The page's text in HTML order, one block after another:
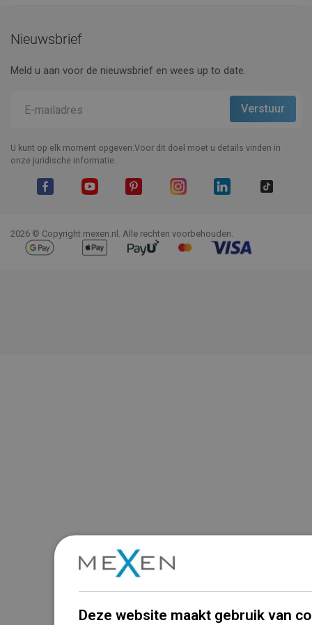
Nieuwsbrief
Meld u aan voor de nieuwsbrief en wees up to date.
U kunt op elk moment opgeven.Voor dit doel moet u details vinden in
onze juridische informatie.
2026 © Copyright mexen.nl. Alle rechten voorbehouden.
Deze website maakt gebruik van